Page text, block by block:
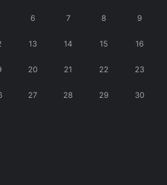
6 7 8 9
13 14 15 16
20 21 22 23
27 28 29 30